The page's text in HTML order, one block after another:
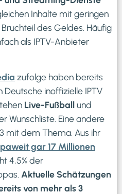
Inhalte mit geringen
des Geldes. Häufig
als IPTV-Anbieter
zufolge haben bereits
Deutsche inoffizielle IPTV
Live-Fußballund
Wunschliste. Eine andere
mit dem Thema. Aus ihr
gar 17 Millionen
4,5% der
Aktuelle Schätzungen
von mehr als 3